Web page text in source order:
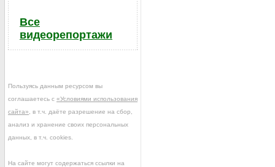
Все
видеорепортажи
Пользуясь данным ресурсом вы
соглашаетесь с «Условиями использования
сайта» , в т.ч. даёте разрешение на сбор,
анализ и хранение своих персональных
данных, в т.ч. cookies.
На сайте могут содержаться ссылки на